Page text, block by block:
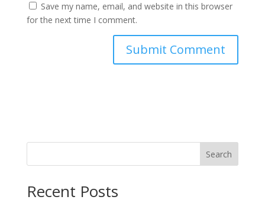
Save my name, email, and website in this browser
for the next time I comment.
Search
Recent Posts